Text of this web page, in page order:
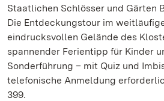
Staatlichen Schlösser und Gärten
Die Entdeckungstour im
eindrucksvollen Gelände des
spannender Ferientipp für Kinder
Sonderführung – mit Quiz und
telefonische Anmeldung
399.